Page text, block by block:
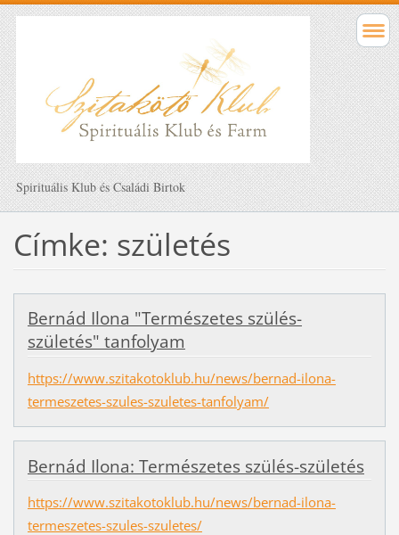
Spirituális Klub és Családi Birtok
Címke: születés
Bernád Ilona "Természetes szülés-
születés" tanfolyam
https://www.szitakotoklub.hu/news/bernad-ilona-
termeszetes-szules-szuletes-tanfolyam/
Bernád Ilona: Természetes szülés-születés
https://www.szitakotoklub.hu/news/bernad-ilona-
termeszetes-szules-szuletes/